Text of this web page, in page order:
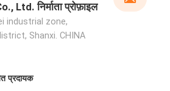
Ltd. निर्माता प्रोफ़ाइल
industrial zone,
Shanxi. CHINA
प्रदायक